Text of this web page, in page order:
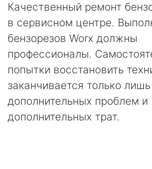
Качественный ремонт
в сервисном центре.
бензорезов Worx должны
профессионалы.
попытки восстановить
заканчивается только
дополнительных проблем и
дополнительных трат.